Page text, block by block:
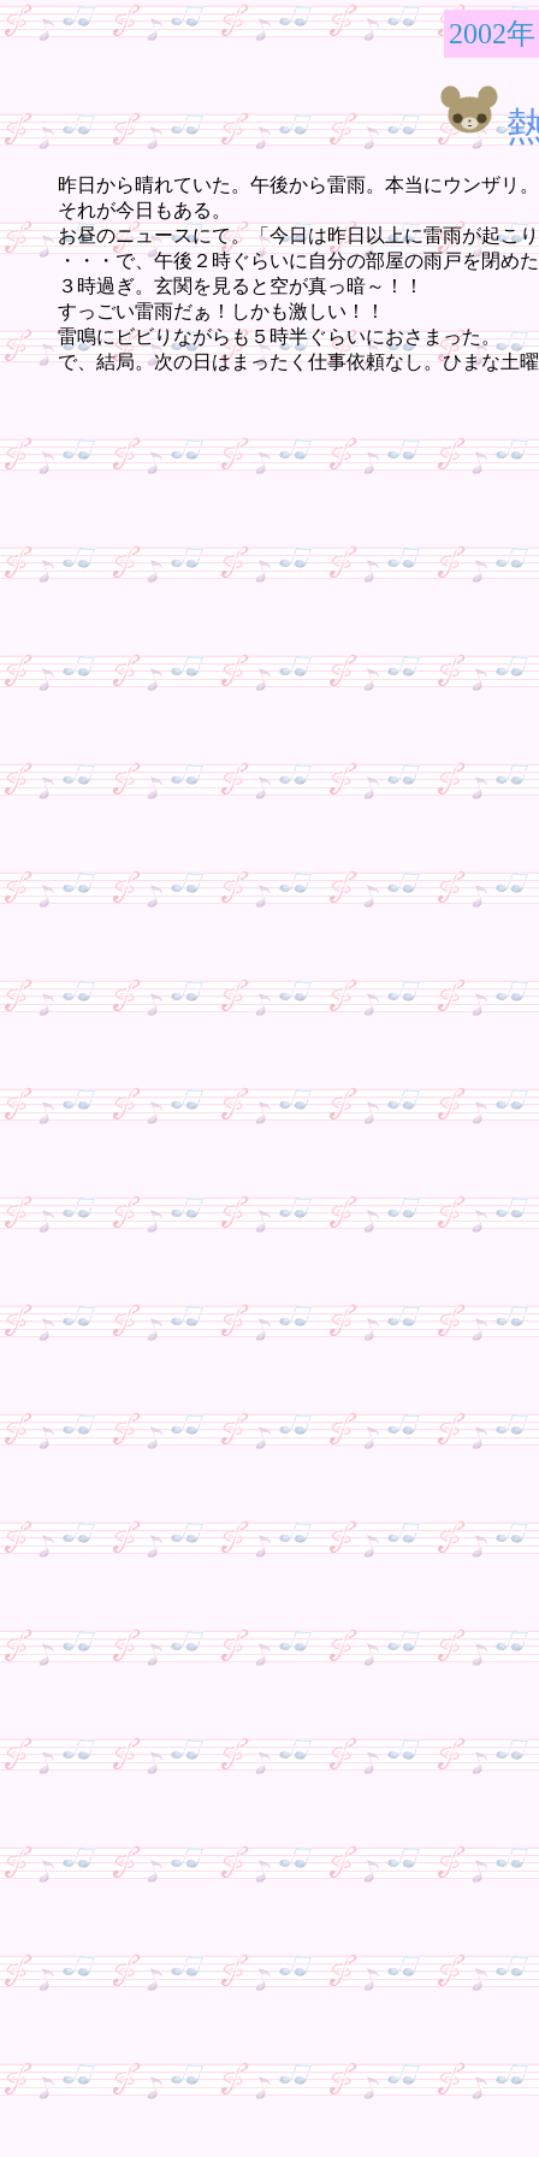
2002
昨日から晴れていた。午後から雷雨。本当にウンザリ。
それが今日もある。
お昼のニュースにて。「今日は昨日以上に雷雨が起こ
・・・で、午後２時ぐらいに自分の部屋の雨戸を閉め
３時過ぎ。玄関を見ると空が真っ暗～！！
すっごい雷雨だぁ！しかも激しい！！
雷鳴にビビりながらも５時半ぐらいにおさまった。
で、結局。次の日はまったく仕事依頼なし。ひまな土